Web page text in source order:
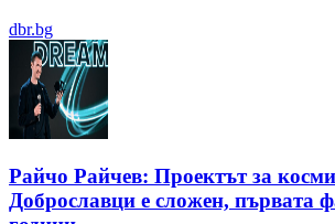
dbr.bg
Райчо Райчев: Проектът за
Доброславци е сложен, първата